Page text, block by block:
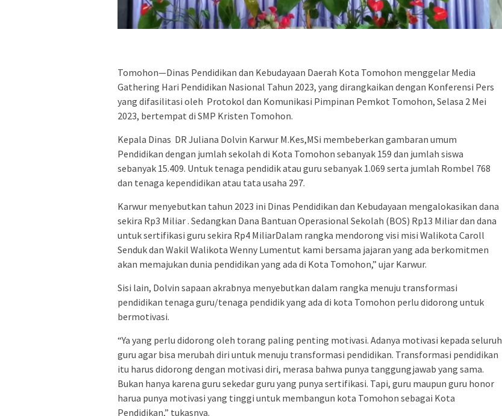
Tomohon—Dinas Pendidikan dan Kebudayaan Daerah Kota Tomohon menggelar Media
Gathering Hari Pendidikan Nasional Tahun 2023, yang dirangkaikan dengan Konferensi Pers
yang difasilitasi oleh Protokol dan Komunikasi Pimpinan Pemkot Tomohon, Selasa 2 Mei
2023, bertempat di SMP Kristen Tomohon.
Kepala Dinas DR Juliana Dolvin Karwur M.Kes,MSi membeberkan gambaran umum
Pendidikan dengan jumlah sekolah di Kota Tomohon sebanyak 159 dan jumlah siswa
sebanyak 15.409. Untuk tenaga pendidik atau guru sebanyak 1.069 serta jumlah Rombel 768
dan tenaga kependidikan atau tata usaha 297.
Karwur menyebutkan tahun 2023 ini Dinas Pendidikan dan Kebudayaan mengalokasikan dana
sekira Rp3 Miliar . Sedangkan Dana Bantuan Operasional Sekolah (BOS) Rp13 Miliar dan dana
untuk sertifikasi guru sekira Rp4 MiliarDalam rangka mendorong visi misi Walikota Caroll
Senduk dan Wakil Walikota Wenny Lumentut kami bersama jajaran yang ada berkomitmen
akan memajukan dunia pendidikan yang ada di Kota Tomohon,” ujar Karwur.
Sisi lain, Dolvin sapaan akrabnya menyebutkan dalam rangka menuju transformasi
pendidikan tenaga guru/tenaga pendidik yang ada di kota Tomohon perlu didorong untuk
bermotivasi.
“Ya yang perlu didorong oleh torang paling penting motivasi. Adanya motivasi kepada seluruh
guru agar bisa merubah diri untuk menuju transformasi pendidikan. Transformasi pendidikan
itu harus didorong dengan motivasi diri, merasa bahwa punya tanggungjawab yang sama.
Bukan hanya karena guru sekedar guru yang punya sertifikasi. Tapi, guru maupun guru honor
harua punya motivasi yang tinggi untuk membangun kota Tomohon sebagai Kota
Pendidikan,” tukasnya.